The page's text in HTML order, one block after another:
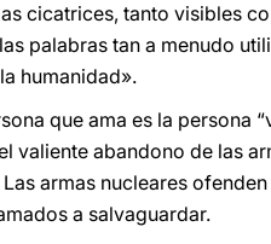
cicatrices, tanto visibles
palabras tan a menudo
humanidad».
que ama es la persona
valiente abandono de las
armas nucleares
a salvaguardar.